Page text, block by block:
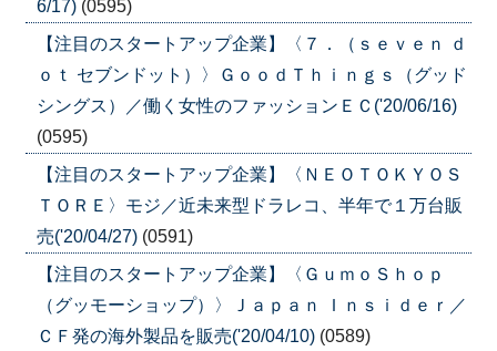
6/17) (0595)
【注目のスタートアップ企業】〈７．（ｓｅｖｅｎ ｄ
ｏｔ セブンドット）〉ＧｏｏｄＴｈｉｎｇｓ（グッド
シングス）／働く女性のファッションＥＣ('20/06/16)
(0595)
【注目のスタートアップ企業】〈ＮＥＯＴＯＫＹＯＳ
ＴＯＲＥ〉モジ／近未来型ドラレコ、半年で１万台販
売('20/04/27) (0591)
【注目のスタートアップ企業】〈ＧｕｍｏＳｈｏｐ
（グッモーショップ）〉Ｊａｐａｎ Ｉｎｓｉｄｅｒ／
ＣＦ発の海外製品を販売('20/04/10) (0589)